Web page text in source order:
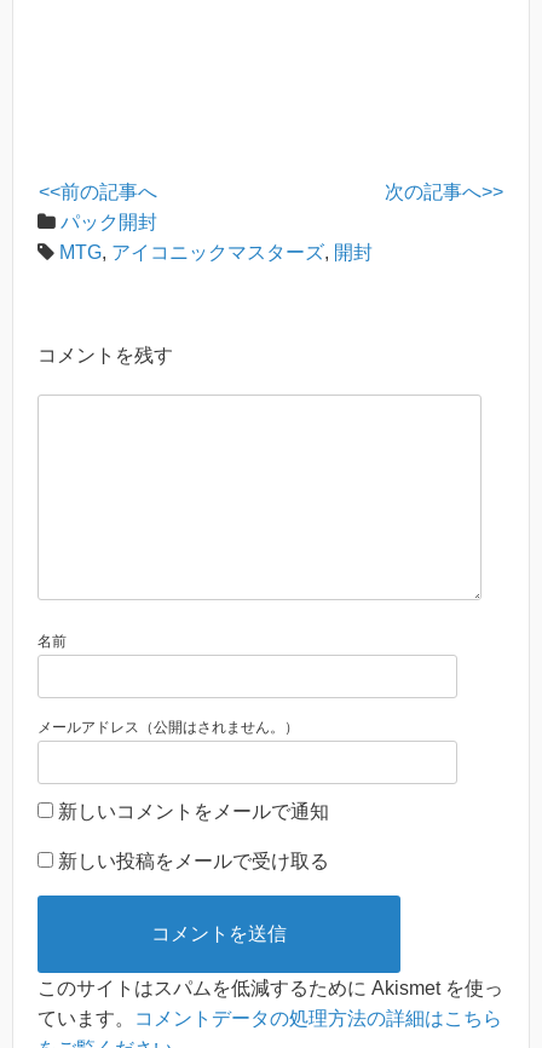
<<前の記事へ
次の記事へ>>
パック開封
MTG, アイコニックマスターズ, 開封
コメントを残す
名前
メールアドレス（公開はされません。）
新しいコメントをメールで通知
新しい投稿をメールで受け取る
このサイトはスパムを低減するために Akismet を使っ
ています。
コメントデータの処理方法の詳細はこちら